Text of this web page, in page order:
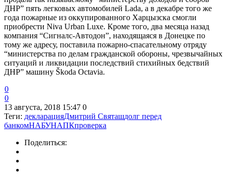
ДНР” пять легковых автомобилей Lada, а в декабре того же
года пожарные из оккупированного Харцызска смогли
приобрести Niva Urban Luxe. Кроме того, два месяца назад
компания “Сигналс-Автодон”, находящаяся в Донецке по
тому же адресу, поставила пожарно-спасательному отряду
“министерства по делам гражданской обороны, чрезвычайных
ситуаций и ликвидации последствий стихийных бедствий
ДНР” машину Škoda Octavia.
0
0
13 августа, 2018 15:47 0
Теги: декларацияДмитрий Святашдолг перед
банкомНАБУНАПКпроверка
Поделиться: